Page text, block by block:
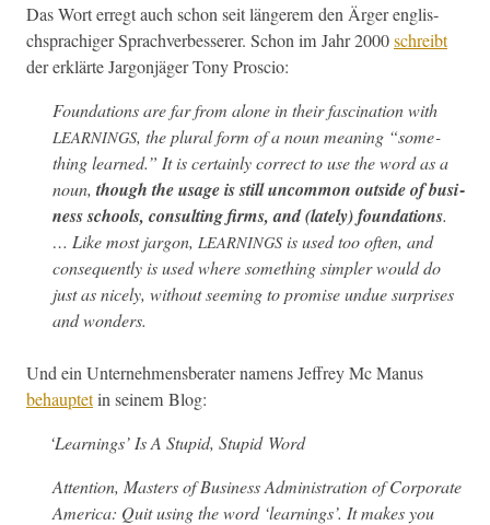
Das Wort erregt auch schon seit län­gerem den Ärg­er englis­
chsprachiger Sprachverbesser­er. Schon im Jahr 2000schreibt
der erk­lärte Jar­gonjäger Tony Proscio:
Foun­da­tions are far from alone in their fas­ci­na­tion with
LEARNINGS, the plur­al form of a noun mean­ing “some­
thing learned.” It is cer­tain­ly cor­rect to use the word as a
noun, though the usage is still uncom­mon out­side of busi­
ness schools, con­sult­ing firms, and (late­ly) foun­da­tions.
… Like most jar­gon, LEARNINGSis used too often, and
con­se­quent­ly is used where some­thing sim­pler would do
just as nice­ly, with­out seem­ing to promise undue sur­pris­es
and wonders.
Und ein Unternehmens­ber­ater namens Jef­frey Mc Manus
behauptetin seinem Blog:
‘Learn­ings’ Is A Stu­pid, Stu­pid Word
Atten­tion, Mas­ters of Busi­ness Admin­is­tra­tion of Cor­po­rate
Amer­i­ca: Quit using the word ‘learn­ings’. It makes you